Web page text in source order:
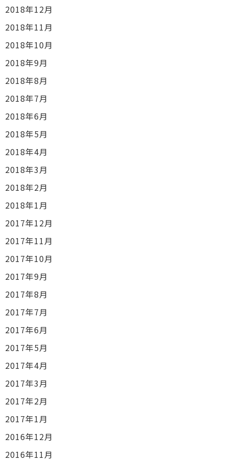
2018年12月
2018年11月
2018年10月
2018年9月
2018年8月
2018年7月
2018年6月
2018年5月
2018年4月
2018年3月
2018年2月
2018年1月
2017年12月
2017年11月
2017年10月
2017年9月
2017年8月
2017年7月
2017年6月
2017年5月
2017年4月
2017年3月
2017年2月
2017年1月
2016年12月
2016年11月